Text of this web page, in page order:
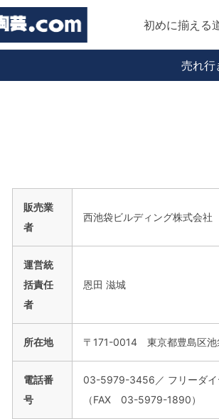
初めに揃える
売れ行
販売業
者
西池袋ビルディング株式会社
運営統
括責任
者
恩田 滋城
所在地 〒171-0014 東京都豊島区
電話番
号
03-5979-3456／ フリーダ
（FAX 03-5979-1890）